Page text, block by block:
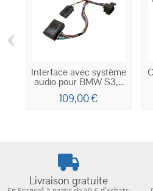
Interface avec système
audio pour BMW S3,...
109,00 €
‹
Livraison gratuite